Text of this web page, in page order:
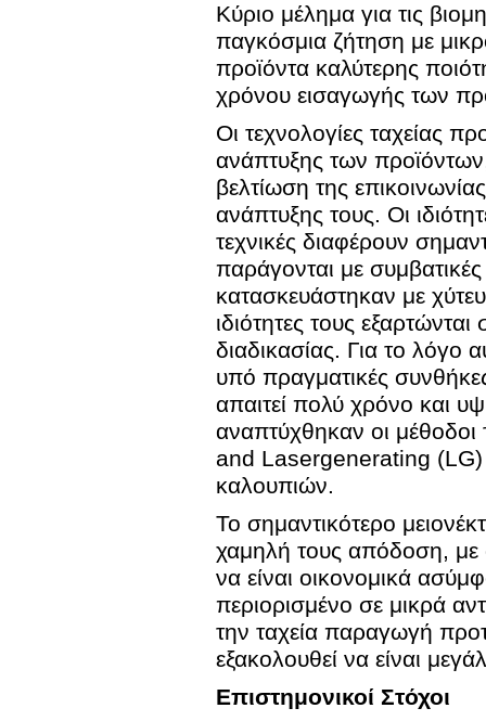
Κύριο μέλημα για τις
παγκόσμια ζήτηση με
προϊόντα καλύτερης
χρόνου εισαγωγής των
Οι τεχνολογίες ταχείας
ανάπτυξης των
βελτίωση της
ανάπτυξης τους. Οι
τεχνικές διαφέρουν
παράγονται με συμβατικές
κατασκευάστηκαν με
ιδιότητες τους
διαδικασίας. Για το λόγο
υπό πραγματικές
απαιτεί πολύ χρόνο και
αναπτύχθηκαν οι
and Lasergenerating (LG)
καλουπιών.
Το σημαντικότερο
χαμηλή τους απόδοση, με
να είναι οικονομικά
περιορισμένο σε μικρά
την ταχεία παραγωγή
εξακολουθεί να είναι
Επιστημονικοί Στόχοι